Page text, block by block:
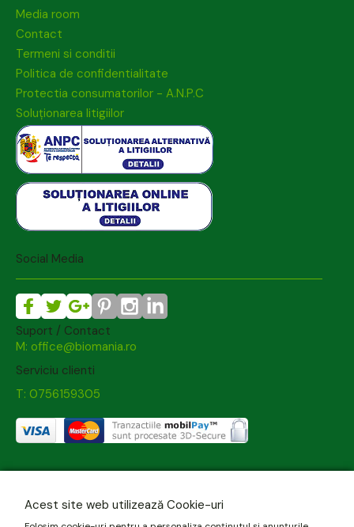
Media room
Contact
Termeni si conditii
Politica de confidentialitate
Protectia consumatorilor - A.N.P.C
Soluționarea litigiilor
Social Media
Suport / Contact
M: office@biomania.ro
Serviciu clienti
T: 0756159305
Acest site web utilizează Cookie-uri